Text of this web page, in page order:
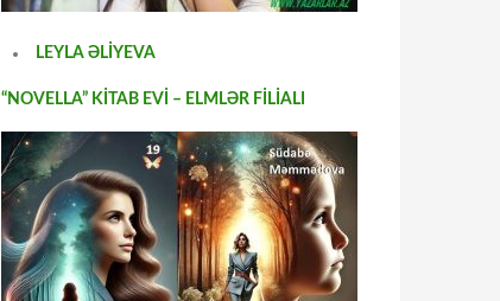
LEYLA ƏLİYEVA
“NOVELLA” KİTAB EVİ – ELMLƏR FİLİALI